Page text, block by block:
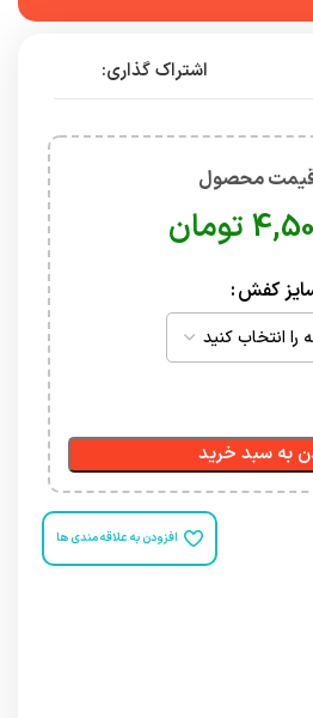
اشتراک گذاری:
قیمت محصول
تومان
کفش
به سبد خرید
افزودن به علاقه مندی ها